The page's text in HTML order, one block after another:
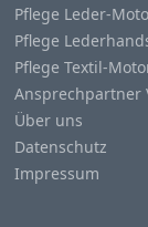
Pflege Leder-
Pflege
Pflege Textil-
Ansprechpartner
Über uns
Datenschutz
Impressum